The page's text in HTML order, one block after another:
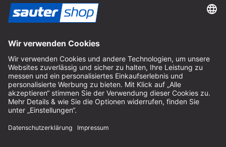
Impressum
AGB
Datenschutz
Cookie-Einstellungen
© 2026 sauter GmbH